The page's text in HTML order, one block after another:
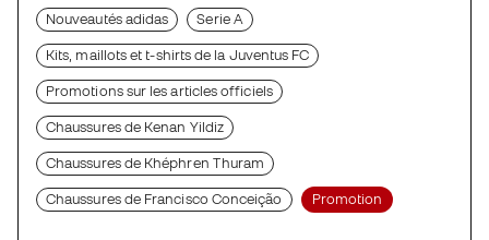
Nouveautés adidas Serie A
Kits, maillots et t-shirts de la Juventus FC
Promotions sur les articles officiels
Chaussures de Kenan Yildiz
Chaussures de Khéphren Thuram
Chaussures de Francisco Conceição Promotion